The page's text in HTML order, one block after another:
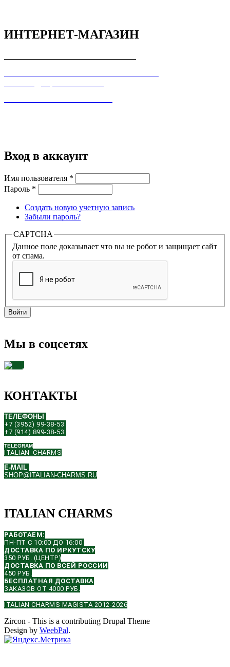
ИНТЕРНЕТ-МАГАЗИН
Вход в аккаунт
Имя пользователя *
Пароль *
Создать новую учетную запись
Забыли пароль?
CAPTCHA
Данное поле доказывает что вы не робот и защищает сайт
от спама.
Мы в соцсетях
КОНТАКТЫ
ТЕЛЕФОНЫ
+7 (3952) 99-38-53
+7 (914) 899-38-53
TELEGRAM
ITALIAN_CHARMS
E-MAIL
SHOP@ITALIAN-CHARMS.RU
ITALIAN CHARMS
РАБОТАЕМ:
ПН-ПТ С 10:00 ДО 16:00
ДОСТАВКА ПО ИРКУТСКУ
350 РУБ. (ЦЕНТР)
ДОСТАВКА ПО ВСЕЙ РОССИИ
450 РУБ.
БЕСПЛАТНАЯ ДОСТАВКА
ЗАКАЗОВ ОТ 4000 РУБ.
ITALIAN CHARMS MAGISTA 2012-2026
Zircon - This is a contributing Drupal Theme
Design by WeebPal.